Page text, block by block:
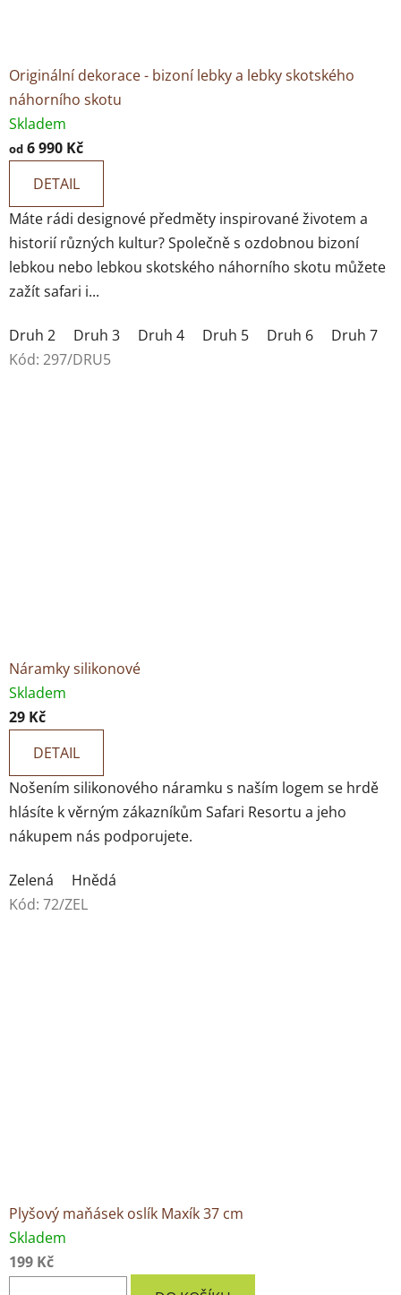
Originální dekorace - bizoní lebky a lebky skotského
náhorního skotu
Skladem
od 6 990 Kč
DETAIL
Máte rádi designové předměty inspirované životem a
historií různých kultur? Společně s ozdobnou bizoní
lebkou nebo lebkou skotského náhorního skotu můžete
zažít safari i...
Druh 2 Druh 3 Druh 4 Druh 5 Druh 6 Druh 7
Kód: 297/DRU5
Náramky silikonové
Skladem
29 Kč
DETAIL
Nošením silikonového náramku s naším logem se hrdě
hlásíte k věrným zákazníkům Safari Resortu a jeho
nákupem nás podporujete.
Zelená
Hnědá
Kód: 72/ZEL
Plyšový maňásek oslík Maxík 37 cm
Skladem
199 Kč